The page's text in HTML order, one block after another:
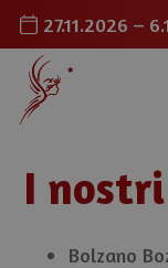
27.11.2026 –
I
Bolzano